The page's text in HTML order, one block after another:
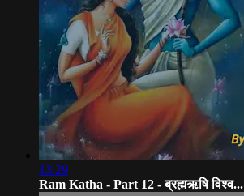
13:29
Ram Katha - Part 12 - ब्रह्मऋषि विश्व...